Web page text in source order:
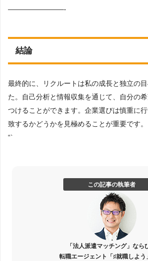
————————-
結論
最終的に、リクルートは私の成長と独立の
た。自己分析と情報収集を通じて、自分の
つけることができます。企業選びは慎重に
致するかどうかを見極めることが重要です。
“`
この記事の執筆者
「法人派遣マッチング」なら
転職エージェント「♯就職しよう